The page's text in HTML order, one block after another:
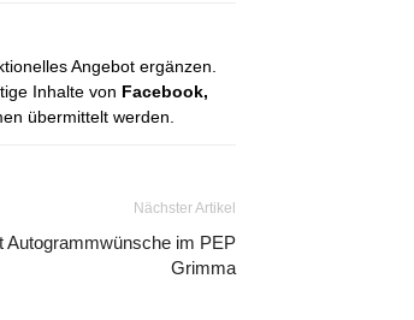
Angebot ergänzen.
Inhalte von Facebook,
übermittelt werden.
Nächster Artikel
Autogrammwünsche im PEP
Grimma